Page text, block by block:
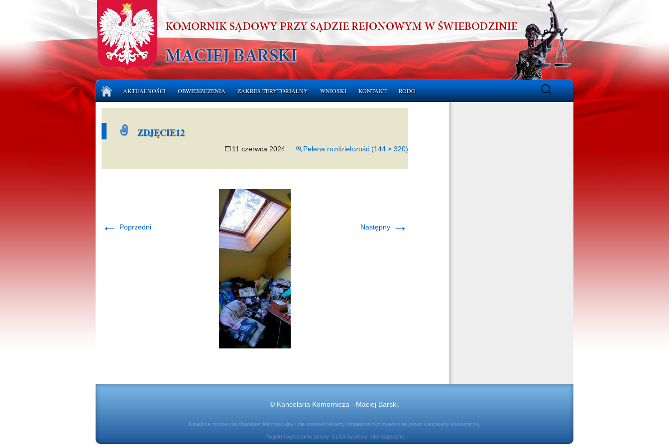
doAKTUALNOŚCI OBWIESZCZENIA
LICYTACJE RUCHOMOŚCI
ZAKRES TERYTORIALNY WNIOSKI KONTAKT RODO
Szukaj:
ZDJĘCIE12
11 czerwca 2024 Pełena rozdzielczość (144 × 320)
← Poprzedni Następny →
© Kancelaria Komornicza - Maciej Barski.
Niniejsza strona ma charakter informacyjny i nie stanowi reklamy działalności prowadzonej przez kancelarię komorniczą.
Projekt i wykonanie strony: ELKA Systemy Informatyczne